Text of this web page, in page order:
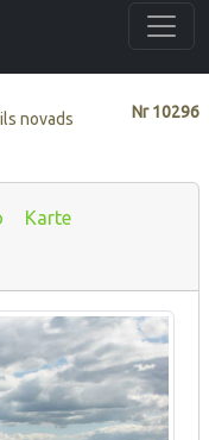
Nr10296
novads
Karte